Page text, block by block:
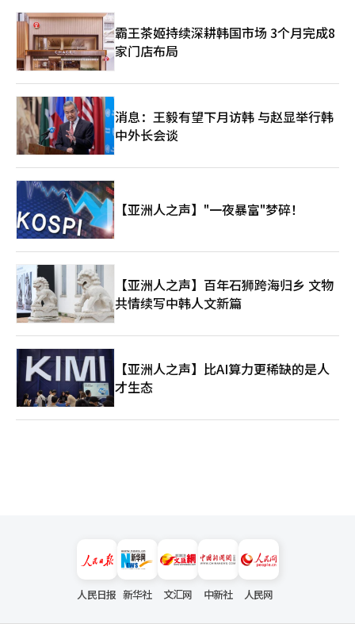
霸王茶姬持续深耕韩国市场 3个月完成8
家门店布局
消息：王毅有望下月访韩 与赵显举行韩
中外长会谈
【亚洲人之声】"一夜暴富"梦碎！
【亚洲人之声】百年石狮跨海归乡 文物
共情续写中韩人文新篇
【亚洲人之声】比AI算力更稀缺的是人
才生态
人民日报 新华社 文汇网 中新社 人民网